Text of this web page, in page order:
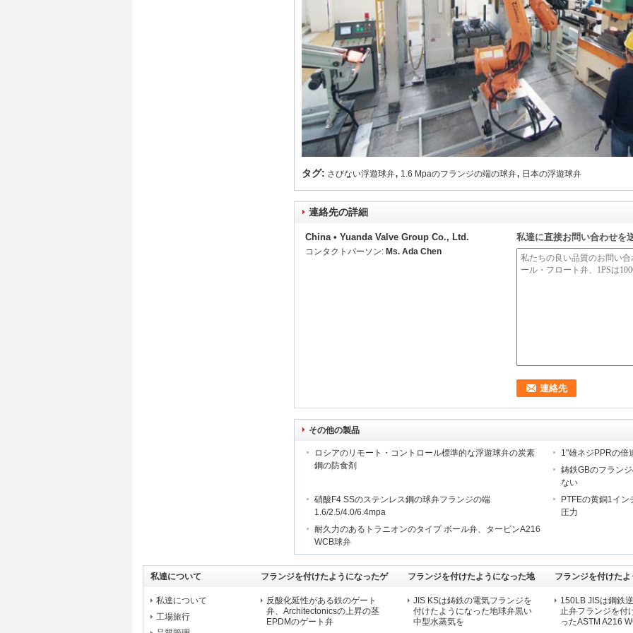
タグ: さびない浮遊球弁, 1.6 Mpaのフランジの端の球弁, 日本の浮遊球弁
連絡先の詳細
China • Yuanda Valve Group Co., Ltd.
コンタクトパーソン: Ms. Ada Chen
私達に直接お問い合わせを
その他の製品
ロシアのリモート・コントロール標準的な浮遊球弁の炭素
鋼の防食剤
1"雄ネジPPRの倍
鋳鉄GBのフラン
ない
硝酸F4 SSのステンレス鋼の球弁フランジの端
1.6/2.5/4.0/6.4mpa
PTFEの黄銅1イ
圧力
耐久力のあるトラニオンのタイプ ボール弁、タービンA216
WCB球弁
私達について
私達について
工場旅行
フランジを付けたようになったゲ
ート弁
反酸化延性がある鉄のゲート
弁、Architectonicsの上昇の茎
EPDMのゲート弁
フランジを付けたようになった地
球弁
JIS KSは鋳鉄の電気フランジを
付けたようになった地球弁黒い
中型水蒸気を
フランジを付けた
動逆止弁
150LB JISは鋼鉄
止弁フランジを付
ったASTM A216